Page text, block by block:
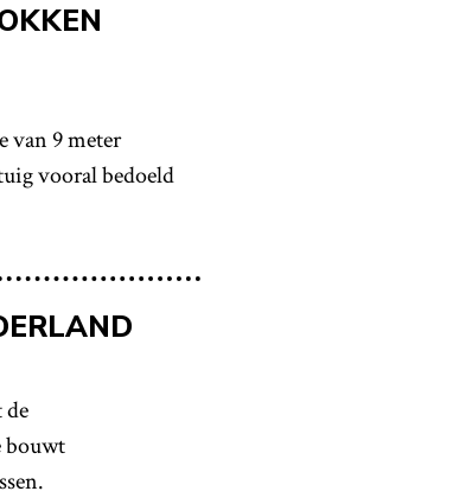
van 9 meter
vooral bedoeld
bouwt